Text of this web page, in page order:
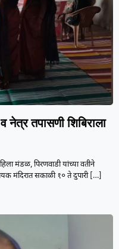
नेत्र तपासणी शिबिराला
मंडळ, पिरणवाडी यांच्या वतीने
मंदिरात सकाळी १० ते दुपारी[…]